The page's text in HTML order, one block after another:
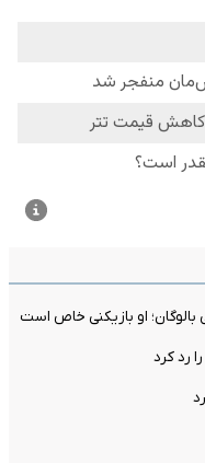
او بازیکنی خاص است
رد کرد